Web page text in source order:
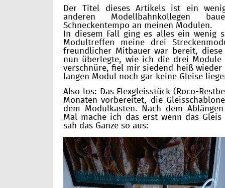
Der Titel dieses Artikels ist ein
anderen Modellbahnkollegen
Schneckentempo an meinen Modulen.
In diesem Fall ging es alles ein wenig
Modultreffen meine drei
freundlicher Mitbauer war bereit,
nun überlegte, wie ich die drei Module
verschnüre, fiel mir siedend heiß
langen Modul noch gar keine Gleise
Also los: Das Flexgleisstück (Roco-
Monaten vorbereitet, die
dem Modulkasten. Nach dem
Mal mache ich das erst wenn das
sah das Ganze so aus: